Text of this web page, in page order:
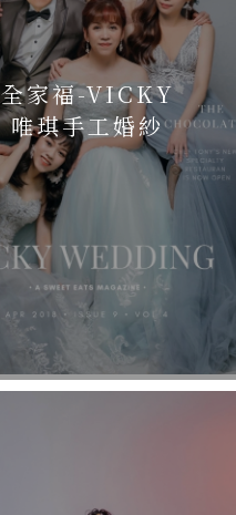
全家福-VICKY
唯琪手工婚紗